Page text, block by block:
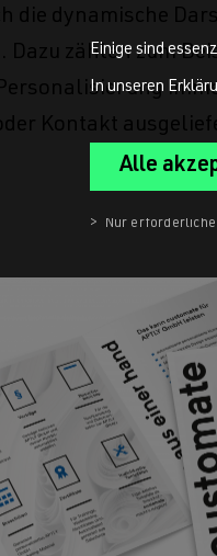
die dynamische
Dazu zählen zum
Kontakt
Einige sind
In unseren